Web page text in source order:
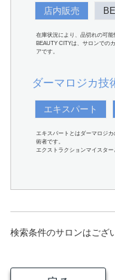
店内販売
在庫状況により、品切れの可
BEAUTY CITYは、サロンでの
アです。
ダーマロジカ技
エキスパート
エキスパートとはダーマロジ
術者です。
エクストラクションマイスター
検索条件のサロンはござ